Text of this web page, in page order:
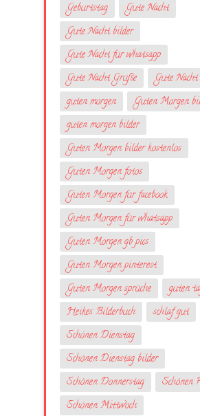
Geburtstag
Gute Nacht
Gute Nacht bilder
Gute Nacht für whatsapp
Gute Nacht Grüße
Gute Nacht
guten morgen
Guten Morgen
guten morgen bilder
Guten Morgen bilder kostenlos
Guten Morgen fotos
Guten Morgen für facebook
Guten Morgen für whatsapp
Guten Morgen gb pics
Guten Morgen pinterest
Guten Morgen sprüche
guten
Heikes Bilderbuch
schlaf gut
Schönen Dienstag
Schönen Dienstag bilder
Schönen Donnerstag
Schönen
Schönen Mittwoch